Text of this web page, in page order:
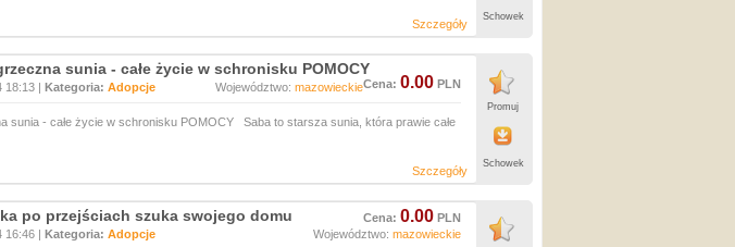
Szczegóły
Schowek
sunia - całe życie w schronisku POMOCY
Cena: 0.00 PLN
18:13 | Kategoria: Adopcje Województwo: mazowieckie
sunia - całe życie w schronisku POMOCY Saba to starsza sunia, która prawie całe
Szczegóły
Promuj
Schowek
po przejściach szuka swojego domu Cena: 0.00 PLN
16:46 | Kategoria: Adopcje Województwo: mazowieckie